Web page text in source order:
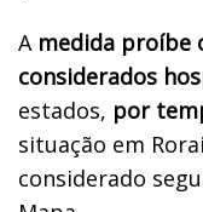
A medida
considerados
estados, por
situação em
considerado